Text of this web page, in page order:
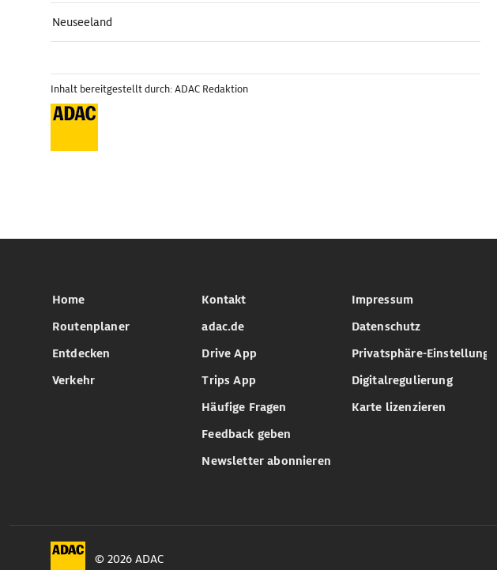
Neuseeland
Inhalt bereitgestellt durch: ADAC Redaktion
Home
Routenplaner
Entdecken
Verkehr
Kontakt
adac.de
Drive App
Trips App
Häufige Fragen
Feedback geben
Newsletter abonnieren
Impressum
Datenschutz
Privatsphäre-Einstellungen
Digitalregulierung
Karte lizenzieren
© 2026 ADAC